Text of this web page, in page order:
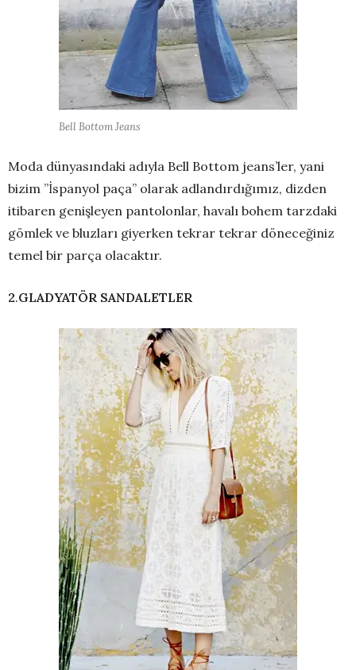
Bell Bottom Jeans
Moda dünyasındaki adıyla Bell Bottom jeans’ler, yani
bizim ’’İspanyol paça’’ olarak adlandırdığımız, dizden
itibaren genişleyen pantolonlar, havalı bohem tarzdaki
gömlek ve bluzları giyerken tekrar tekrar döneceğiniz
temel bir parça olacaktır.
2.GLADYATÖR SANDALETLER